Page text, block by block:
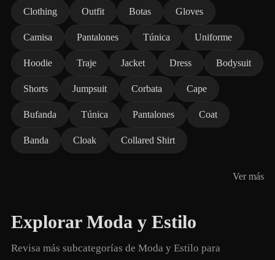
Clothing Outfit Botas Gloves
Camisa Pantalones Túnica Uniforme
Hoodie Traje Jacket Dress Bodysuit
Shorts Jumpsuit Corbata Cape
Bufanda Túnica Pantalones Coat
Banda Cloak Collared Shirt
Ver más
Explorar Moda y Estilo
Revisa más subcategorías de Moda y Estilo para